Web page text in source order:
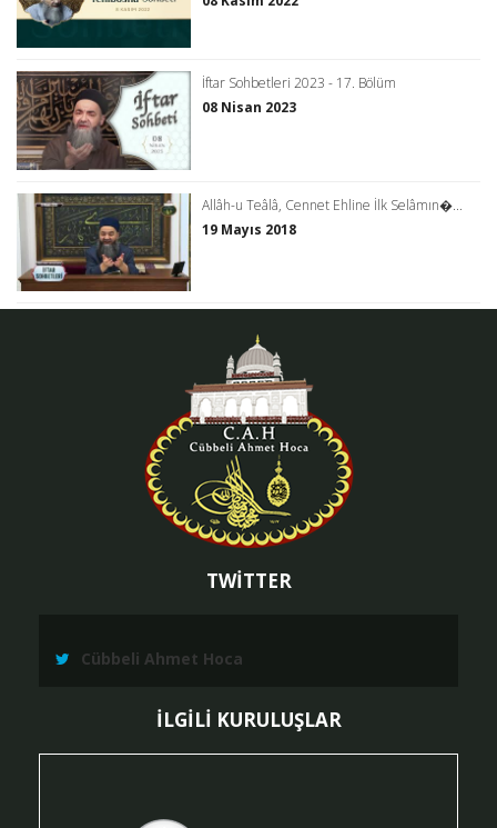
İftar Sohbetleri 2023 - 17. Bölüm
08 Nisan 2023
Allâh-u Teâlâ, Cennet Ehline İlk Selâmın�...
19 Mayıs 2018
TWİTTER
Cübbeli Ahmet Hoca
İLGİLİ KURULUŞLAR